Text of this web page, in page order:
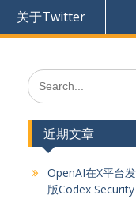
关于Twitter
Search
for:
近期文章
OpenAI在X平台
版Codex